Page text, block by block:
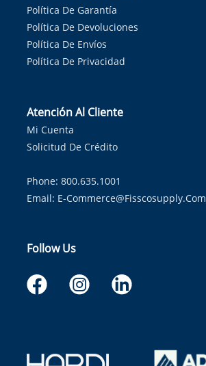
Política De Garantía
Política De Devoluciones
Política De Envíos
Política De Privacidad
Atención Al Cliente
Mi Cuenta
Solicitud De Crédito
Phone: 800.635.1001
Email: E-Commerce@fisscosupply.com
Follow Us